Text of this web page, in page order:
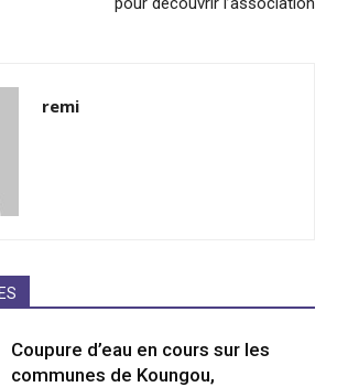
remi
Coupure d’eau en cours sur les
communes de Koungou,